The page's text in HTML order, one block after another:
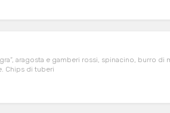
aragosta e gamberi rossi, spinacino, burro di
Chips di tuberi